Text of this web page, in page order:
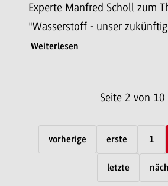
Experte Manfred Scholl zum
"Wasserstoff - unser
Weiterlesen
Seite 2 von 10
vorherige erste 1
letzte